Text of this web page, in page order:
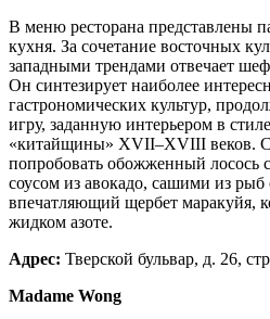
В меню ресторана представлены
кухня. За сочетание восточных
западными трендами отвечает
Он синтезирует наиболее
гастрономических культур,
игру, заданную интерьером в
«китайщины» XVII–XVIII веков.
попробовать обожженный лосось
соусом из авокадо, сашими из
впечатляющий щербет маракуйя,
жидком азоте.
Адрес: Тверской бульвар, д. 26,
Madame Wong